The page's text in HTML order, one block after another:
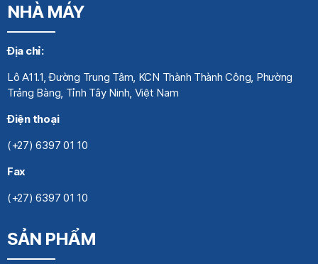
NHÀ MÁY
Địa chỉ:
Lô A11.1, Đường Trung Tâm, KCN Thành Thành Công, Phường
Trảng Bàng, Tỉnh Tây Ninh, Việt Nam
Điện thoại
(+27) 6397 01 10
Fax
(+27) 6397 01 10
SẢN PHẨM